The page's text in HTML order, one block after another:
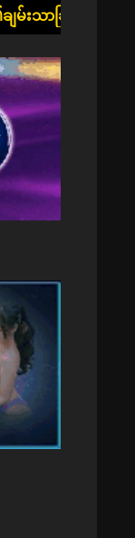
းမာခြင်းနှင့် ပ